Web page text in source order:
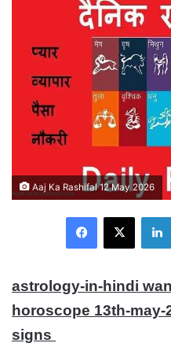
Aaj Ka Rashifal 12 May 2026
astrology-in-hindi
horoscope 13th-
signs